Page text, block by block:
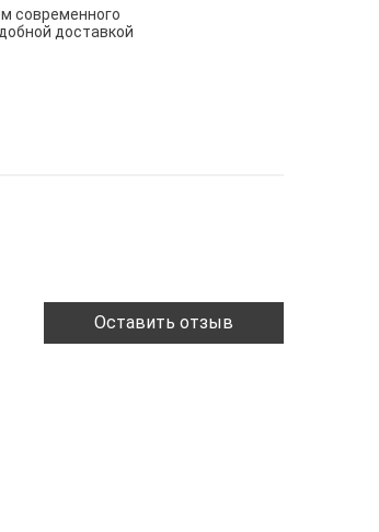
современного
доставкой
Оставить отзыв